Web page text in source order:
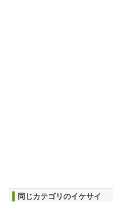
同じカテゴリのイケサイ